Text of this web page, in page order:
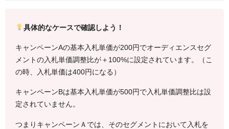
具体的なケースで確認しよう！
キャンペーンAの基本入札単価が200円でオーディエンスセグ
メントの入札単価調整比が＋100%に設定されています。（こ
の時、入札単価は400円になる）
キャンペーンBは基本入札単価が500円で入札単価調整比は設
定されていません。
つまりキャンペーンＡでは、そのセグメントにおいて入札を